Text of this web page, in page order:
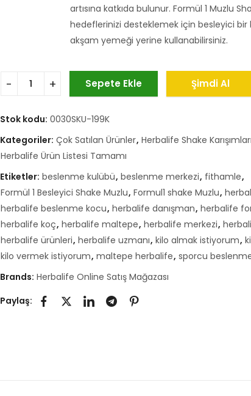
artısına katkıda bulunur. Formül 1 Muzlu
hedeflerinizi desteklemek için besleyici bir
akşam yemeği yerine kullanabilirsiniz.
Sepete Ekle Şimdi Al
Stok kodu: 0030SKU-199K
Kategoriler: Çok Satılan Ürünler, Herbalife Shake Karışımları
Herbalife Ürün Listesi Tamamı
Etiketler: beslenme kulübü, beslenme merkezi, fithamle,
Formül 1 Besleyici Shake Muzlu, Formul1 shake Muzlu,
herbalife beslenme kocu, herbalife danışman, herbalife
herbalife koç, herbalife maltepe, herbalife merkezi,
herbalife ürünleri, herbalife uzmanı, kilo almak istiyorum,
kilo vermek istiyorum, maltepe herbalife, sporcu
Brands: Herbalife Online Satış Mağazası
Paylaş: